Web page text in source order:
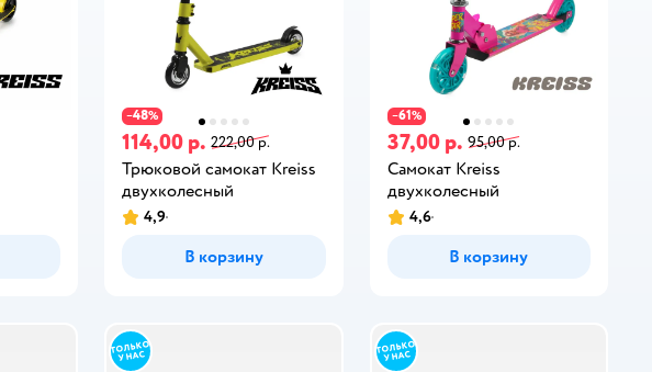
−48%
114,00 р. 222,00 р.
Трюковой самокат Kreiss
двухколесный
4,9
В корзину
−61 %
37,00 р. 95,00 р.
Самокат Kreiss
двухколесный
4,6
В корзину